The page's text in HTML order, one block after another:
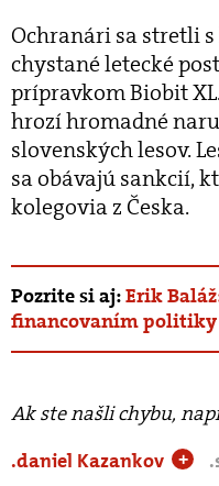
Ochranári sa stretli
chystané letecké
prípravkom Biobit
hrozí hromadné
slovenských lesov.
sa obávajú sankcií,
kolegovia z Česka.
Pozrite si aj:Erik
financovaním politiky
Ak ste našli chybu,
.daniel Kazankov
+